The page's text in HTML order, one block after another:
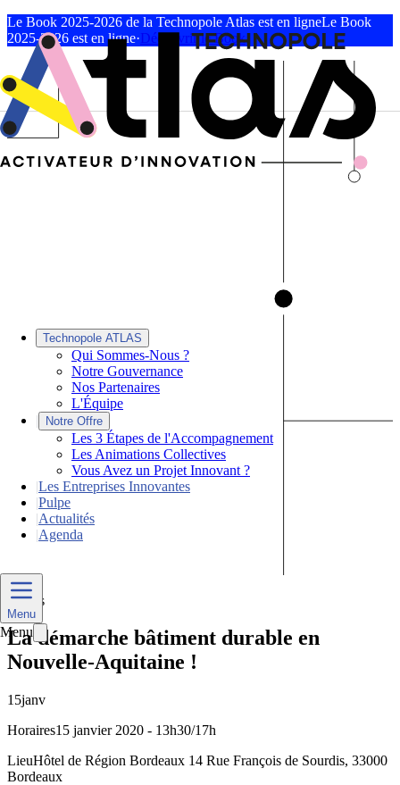
Le Book 2025-2026 de la Technopole Atlas est en ligneLe Book
2025-2026 est en ligne·Découvrir le Book
Technopole ATLAS
Qui Sommes-Nous ?
Notre Gouvernance
Nos Partenaires
L'Équipe
|
Notre Offre
Les 3 Étapes de l'Accompagnement
Les Animations Collectives
Vous Avez un Projet Innovant ?
|Les Entreprises Innovantes
|Pulpe
|Actualités
|Agenda
Menu
Menu
Divers
La démarche bâtiment durable en
Nouvelle-Aquitaine !
15janv
Horaires15 janvier 2020 - 13h30/17h
LieuHôtel de Région Bordeaux 14 Rue François de Sourdis, 33000
Bordeaux